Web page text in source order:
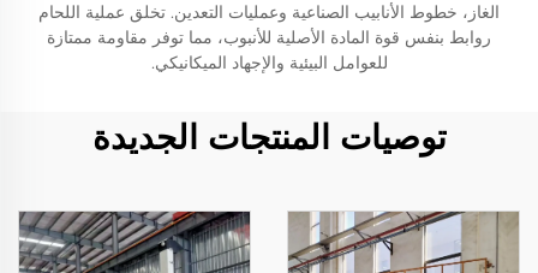
الغاز، خطوط الأنابيب الصناعية وعمليات التعدين. تخلق عملية اللحام
روابط بنفس قوة المادة الأصلية للأنبوب، مما توفر مقاومة ممتازة
للعوامل البيئية والإجهاد الميكانيكي.
توصيات المنتجات الجديدة